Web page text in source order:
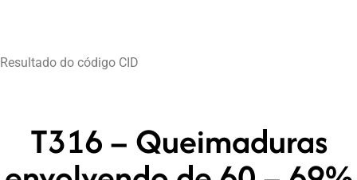
Resultado do código CID
T316 – Queimaduras